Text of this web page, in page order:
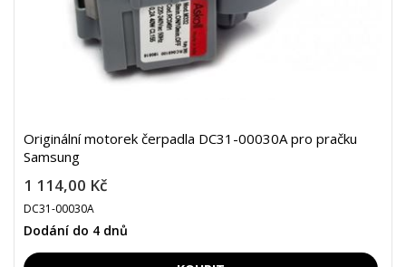
Originální motorek čerpadla DC31-00030A pro pračku
Samsung
1 114,00 Kč
DC31-00030A
Dodání do 4 dnů